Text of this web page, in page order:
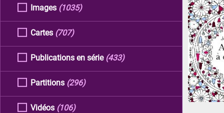
Images (1035)
Cartes (707)
Publications en série (433)
Partitions (296)
Vidéos (106)